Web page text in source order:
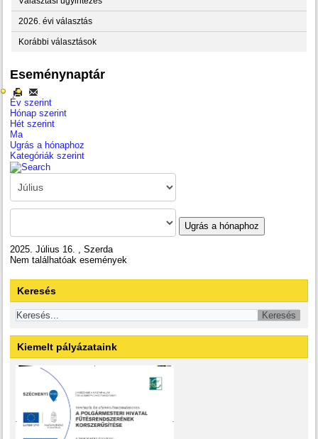
2026. évi választás
Korábbi választások
Eseménynaptár
Év szerint
Hónap szerint
Hét szerint
Ma
Ugrás a hónaphoz
Kategóriák szerint
Ugrás a hónaphoz
2025. Július 16. , Szerda
Nem találhatóak események
Keresés
Kiemelt pályázataink